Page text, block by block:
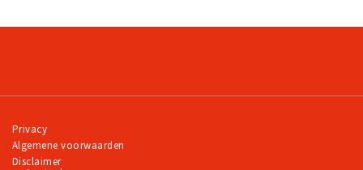
Privacy
Algemene voorwaarden
Disclaimer